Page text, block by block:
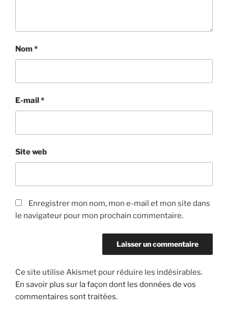
Nom*
E-mail*
Site web
Enregistrer mon nom, mon e-mail et mon site dans
le navigateur pour mon prochain commentaire.
Ce site utilise Akismet pour réduire les indésirables.
En savoir plus sur la façon dont les données de vos
commentaires sont traitées.